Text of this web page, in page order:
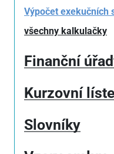
Výpočet exekučních
všechny kalkulačky
Finanční
Kurzovní
Slovníky